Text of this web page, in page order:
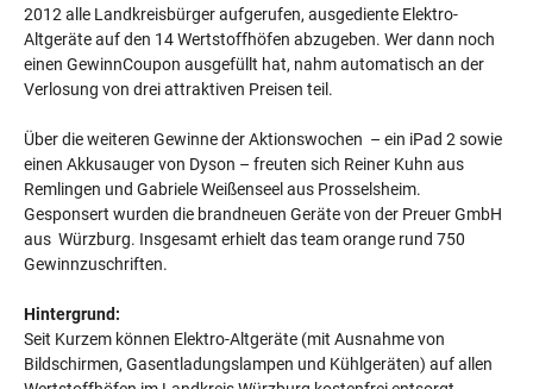
2012 alle Landkreisbürger aufgerufen, ausgediente Elektro-
Altgeräte auf den 14 Wertstoffhöfen abzugeben. Wer dann noch
einen GewinnCoupon ausgefüllt hat, nahm automatisch an der
Verlosung von drei attraktiven Preisen teil.
Über die weiteren Gewinne der Aktionswochen – ein iPad 2 sowie
einen Akkusauger von Dyson – freuten sich Reiner Kuhn aus
Remlingen und Gabriele Weißenseel aus Prosselsheim.
Gesponsert wurden die brandneuen Geräte von der Preuer GmbH
aus Würzburg. Insgesamt erhielt das team orange rund 750
Gewinnzuschriften.
Hintergrund:
Seit Kurzem können Elektro-Altgeräte (mit Ausnahme von
Bildschirmen, Gasentladungslampen und Kühlgeräten) auf allen